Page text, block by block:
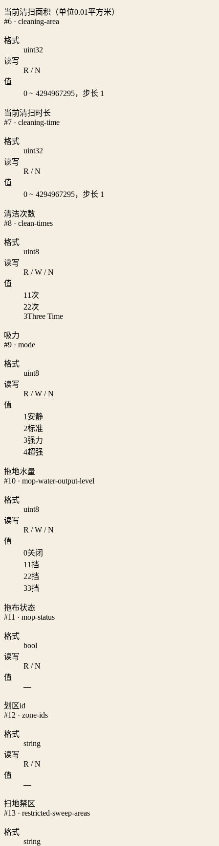
当前清扫面积（单位0.01平方米）
#6 · cleaning-area
格式
uint32
读写
R / N
值
0 ~ 4294967295，步长 1
当前清扫时长
#7 · cleaning-time
格式
uint32
读写
R / N
值
0 ~ 4294967295，步长 1
清洁次数
#8 · clean-times
格式
uint8
读写
R / W / N
值
1 1次
22次
3Three Time
吸力
#9 · mode
格式
uint8
读写
R / W / N
值
1 安静
2标准
3强力
4超强
拖地水量
#10 · mop-water-output-level
格式
uint8
读写
R / W / N
值
0关闭
1 1挡
22挡
33挡
拖布状态
#11 · mop-status
格式
bool
读写
R / N
值
—
划区id
#12 · zone-ids
格式
string
读写
R / N
值
—
扫地禁区
#13 · restricted-sweep-areas
格式
string